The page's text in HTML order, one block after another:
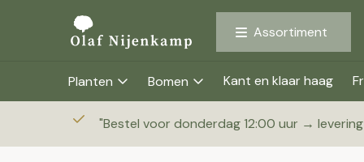
Assortiment
Planten Bomen Kant en klaar haag
"Bestel voor donderdag 12:00 uur →